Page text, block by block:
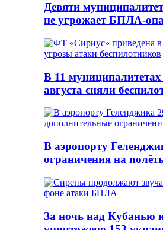
Девяти
не угрожает БПЛА-
В 11
августа сняли
В аэропорту
ограничения на
За ночь над Кубанью